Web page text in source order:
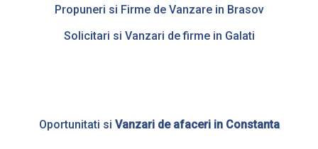
Propuneri si Firme de Vanzare in Brasov
Solicitari si Vanzari de firme in Galati
Oportunitati si Vanzari de afaceri in Constanta